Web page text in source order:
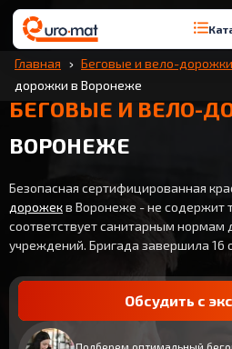
Главная Беговые и вело-дорожки
дорожки в Воронеже
БЕГОВЫЕ И ВЕЛО-
ВОРОНЕЖЕ
Безопасная сертифицированная
дорожекв Воронеже - не содержит
соответствует санитарным нормам
учреждений. Бригада завершила 16
Обсудить с
Подберем оптимальный